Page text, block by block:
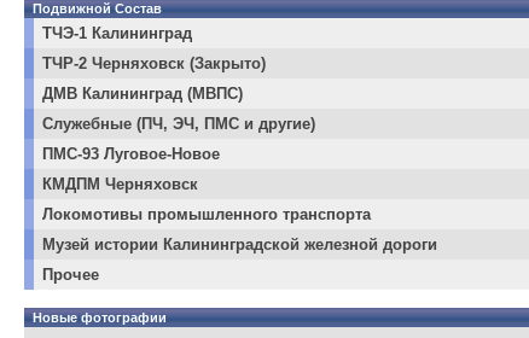
Подвижной Состав
ТЧЭ-1 Калининград
ТЧР-2 Черняховск (Закрыто)
ДМВ Калининград (МВПС)
Служебные (ПЧ, ЭЧ, ПМС и другие)
ПМС-93 Луговое-Новое
КМДПМ Черняховск
Локомотивы промышленного транспорта
Музей истории Калининградской железной дороги
Прочее
Новые фотографии